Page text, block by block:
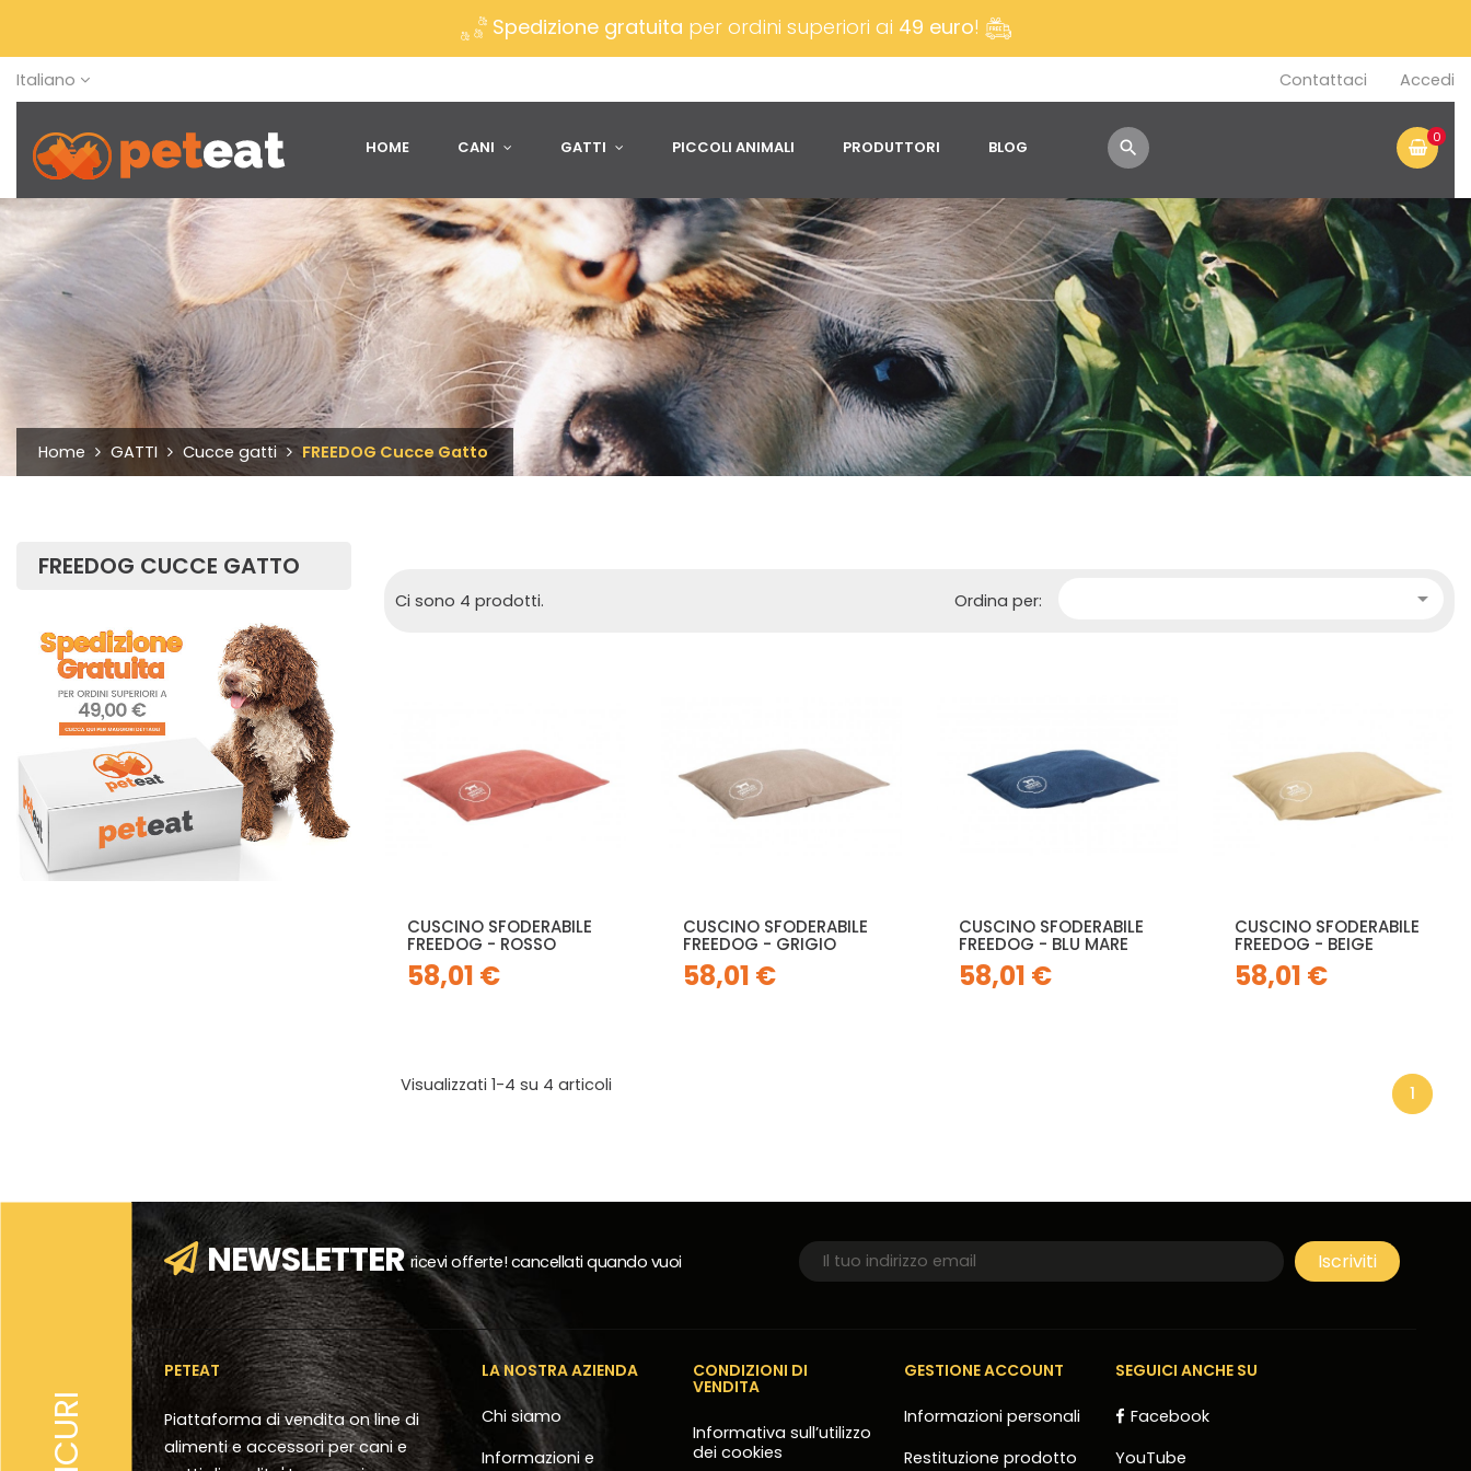
Spedizione gratuita per ordini superiori ai 49 euro!
Italiano Accedi
Contattaci
0

HOME CANI GATTI PICCOLI ANIMALI PRODUTTORI BLOG
Home GATTI Cucce gatti FREEDOG Cucce Gatto
FREEDOG CUCCE GATTO
Ci sono 4 prodotti. Ordina per: 
CUSCINO SFODERABILE
FREEDOG - ROSSO
58,01 €
CUSCINO SFODERABILE
FREEDOG - GRIGIO
58,01 €
CUSCINO SFODERABILE
FREEDOG - BLU MARE
58,01 €
CUSCINO SFODERABILE
FREEDOG - BEIGE
58,01 €
Visualizzati 1-4 su 4 articoli 1
SICURI
NEWSLETTER ricevi offerte! cancellati quando vuoi
PETEAT
Piattaforma di vendita on line di
alimenti e accessori per cani e
LA NOSTRA AZIENDA
Chi siamo
Informazioni e
CONDIZIONI DI
VENDITA
Informativa sull’utilizzo
dei cookies
GESTIONE ACCOUNT
Informazioni personali
Restituzione prodotto
SEGUICI ANCHE SU
Facebook
YouTube